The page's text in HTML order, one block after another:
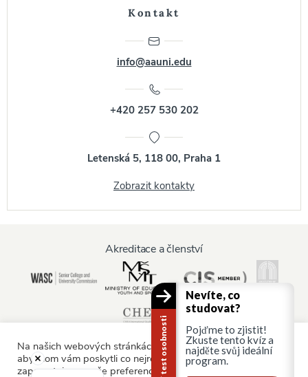
Kontakt
info@aauni.edu
+420 257 530 202
Letenská 5, 118 00, Praha 1
Zobrazit kontakty
Akreditace a členství
Na našich webových stránkách používáme soubory cookie,
abychom vám poskytli co nejrelevantnější služby tím, že si
zapamatujeme vaše preference a opakované návštěvy.
Nevíte, co
studovat?
Pojďme to zjistit!
Zkuste tento kvíz a
najděte svůj ideální
program.